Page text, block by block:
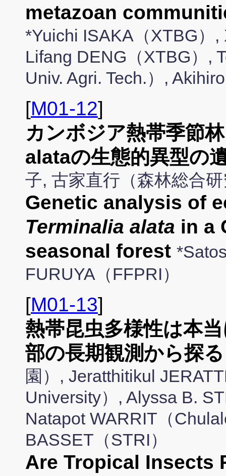
metazoan
*Yuichi ISAKA（XTBG）
Lifang DENG（XTBG）,
Univ. Agri. Tech.）,
[M01-12]
カンボジア熱帯季節
alataの生態的異型の
子, 古家直行（森林総合
Genetic analysis of
Terminalia alata in a
seasonal forest
FURUYA（FFPRI）
[M01-13]
熱帯昆虫多様性は本
部の長期観測から探る
園）, Jeratthitikul
University）, Alyssa B.
Natapot WARRIT（
BASSET（STRI）
Are Tropical Insects